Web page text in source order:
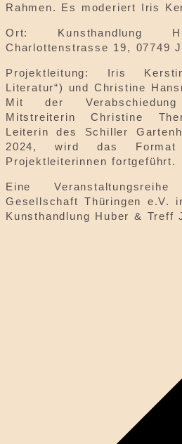
Rahmen. Es moderiert Iris
Ort: Kunsthandlung
Charlottenstrasse 19, 07749
Projektleitung: Iris
Literatur“) und Christine
Mit der
Mitstreiterin Christine
Leiterin des Schiller
2024, wird das
Projektleiterinnen fortgeführt.
Eine
Gesellschaft Thüringen e.V.
Kunsthandlung Huber & Treff